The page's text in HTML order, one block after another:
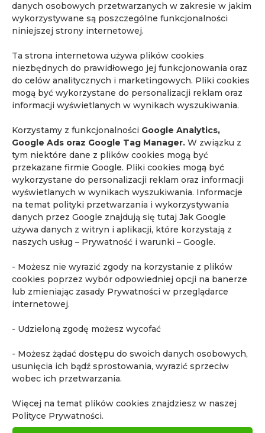
danych osobowych przetwarzanych w zakresie w jakim
wykorzystywane są poszczególne funkcjonalności
niniejszej strony internetowej.
Ta strona internetowa używa plików cookies
niezbędnych do prawidłowego jej funkcjonowania oraz
do celów analitycznych i marketingowych. Pliki cookies
mogą być wykorzystane do personalizacji reklam oraz
informacji wyświetlanych w wynikach wyszukiwania.
Korzystamy z funkcjonalności Google Analytics,
Google Ads oraz Google Tag Manager. W związku z
tym niektóre dane z plików cookies mogą być
przekazane firmie Google. Pliki cookies mogą być
wykorzystane do personalizacji reklam oraz informacji
wyświetlanych w wynikach wyszukiwania. Informacje
na temat polityki przetwarzania i wykorzystywania
danych przez Google znajdują się tutaj Jak Google
używa danych z witryn i aplikacji, które korzystają z
naszych usług – Prywatność i warunki – Google.
- Możesz nie wyrazić zgody na korzystanie z plików
cookies poprzez wybór odpowiedniej opcji na banerze
lub zmieniając zasady Prywatności w przeglądarce
internetowej.
- Udzieloną zgodę możesz wycofać
- Możesz żądać dostępu do swoich danych osobowych,
usunięcia ich bądź sprostowania, wyrazić sprzeciw
wobec ich przetwarzania.
Więcej na temat plików cookies znajdziesz w naszej
Polityce Prywatności.
fakty i mity o MR ginekologia
kontrast w rezonansie kurs dla urologów
MR prostaty MR serca MR w endometriozie
MR w ginekologii MR whole body
najczęstsze pytania o rezonans magnetyczny
rak nerki rak piersi rak prostaty
rak pęcherza moczowego rezonans dzieci
rezonans głowy rezonans magnetyczny
rezonans magnetyczny całego ciała
rezonans magnetyczny nerek
rezonans magnetyczny Piaseczno
rezonans magnetyczny piersi
rezonans magnetyczny prostaty
rezonans magnetyczny pęcherza moczowego
rezonans magnetyczny serca rezonans piersi
robotyczne biopsja prostaty
Whole body MRI zapalenie wyrostka robaczkowego
zdrowe życie